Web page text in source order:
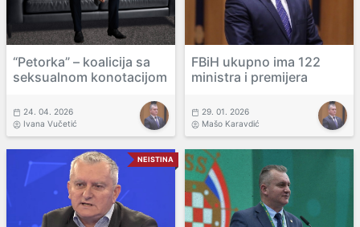
“Petorka” – koalicija sa
seksualnom konotacijom
24. 04. 2026
Ivana Vučetić
FBiH ukupno ima 122
ministra i premijera
29. 01. 2026
Mašo Karavdić
NEISTINA